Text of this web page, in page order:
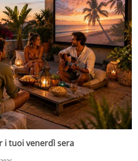
i tuoi venerdì sera